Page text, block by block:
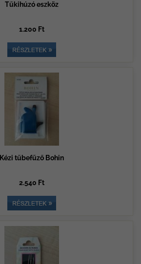
Tűkihúzó eszköz
1.200 Ft
Kézi tűbefűző Bohin
2.540 Ft